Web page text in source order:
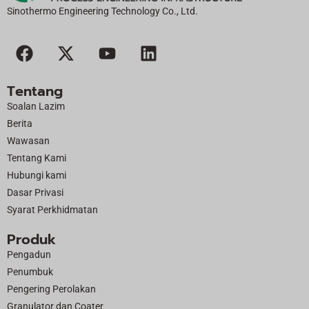
f:
Sinothermo Engineering Technology Co., Ltd.
F
a
e
b
o
o
k
X
-
i
t
e
r
Y
o
L
i
Tentang
Soalan Lazim
Berita
Wawasan
Tentang Kami
Hubungi kami
Dasar Privasi
Syarat Perkhidmatan
Produk
Pengadun
Penumbuk
Pengering Perolakan
Granulator dan Coater